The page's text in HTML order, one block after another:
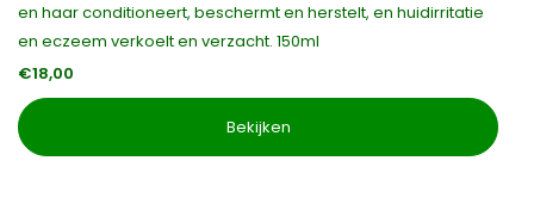
en haar conditioneert, beschermt en herstelt, en huidirritatie
en eczeem verkoelt en verzacht. 150ml
€18,00
Bekijken